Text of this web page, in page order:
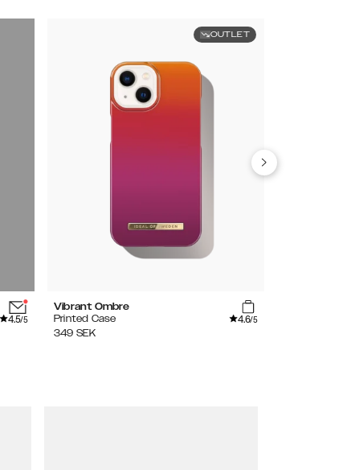
4.5/5
OUTLET
Vibrant Ombre
Printed Case
4.6/5
349 SEK